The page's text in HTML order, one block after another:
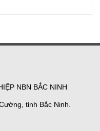
NBN BẮC NINH
tỉnh Bắc Ninh.